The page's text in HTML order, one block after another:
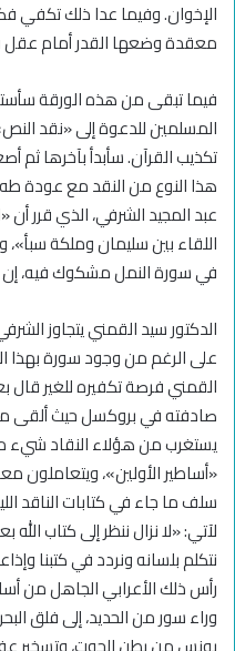
الإخوان. وفيما عدا ذلك تكفي
معقدة وضعها القدر أمام عقل
فيما تبقى من هذه الورقة
المسلمين للدعوة إلى «نقد
تكذيب القرآن. سأبدأ بآخرها ثم
هذا النوع من النقد مع عودة
عبد المجيد الشرفي، الذي قرر أن
اللقاء بين سليمان وملكة
في سورة النمل مشكوك فيه،
الدكتور سيد القمني يتجاوز
على الرغم من وجود سورة بهذا
القمني فرصة تكفيره للغير قال
صادفته في بروكسل حيث ألقى
يستغرب من هؤلاء النقاد شيء
«أساطير الأولين»، ويتعاملون
سلف ما جاء في كتابات الناقد
لآتي: «لا نزال ننظر إلى كتاب
نتكلم بلسانه ونردد في كتبنا
رأس ذلك الأعرابي الجاهل من
وراء سور من الحديد، إلى فلق